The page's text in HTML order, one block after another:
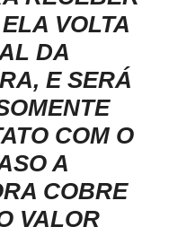
VOLTA
DA
E SERÁ
COM O
A
COBRE
VALOR